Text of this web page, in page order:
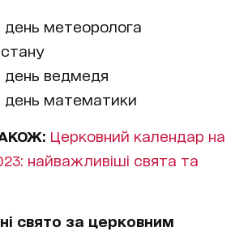
день метеоролога
день ведмедя
день математики
Церковний календар на
найважливіші свята та
свято за церковним